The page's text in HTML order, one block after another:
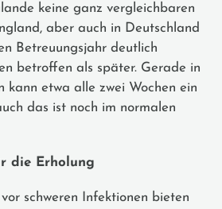
keine ganz vergleichbaren
aber auch in Deutschland
Betreuungsjahr deutlich
betroffen als später. Gerade in
kann etwa alle zwei Wochen ein
das ist noch im normalen
die Erholung
schweren Infektionen bieten